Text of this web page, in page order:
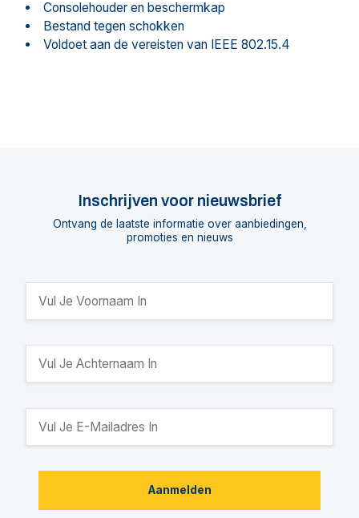
Consolehouder en beschermkap
Bestand tegen schokken
Voldoet aan de vereisten van IEEE 802.15.4
Inschrijven voor nieuwsbrief
Ontvang de laatste informatie over aanbiedingen,
promoties en nieuws
Aanmelden